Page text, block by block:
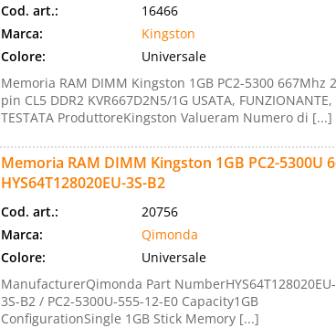
Cod. art.:
16466
Marca:
Kingston
Colore:
Universale
Memoria RAM DIMM Kingston 1GB PC2-5300 667Mhz
pin CL5 DDR2 KVR667D2N5/1G USATA, FUNZIONANTE,
TESTATA ProduttoreKingston Valueram Numero di [...]
Memoria RAM DIMM Kingston 1GB PC2-5300U
HYS64T128020EU-3S-B2
Cod. art.:
20756
Marca:
Qimonda
Colore:
Universale
ManufacturerQimonda Part NumberHYS64T128020EU-
3S-B2 / PC2-5300U-555-12-E0 Capacity1GB
ConfigurationSingle 1GB Stick Memory [...]